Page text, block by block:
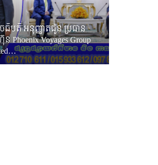
ធិបតី អនុញ្ញាតជូន ប្រធាន
Phoenix Voyages Group